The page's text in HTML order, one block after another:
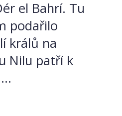
el Bahrí. Tu
podařilo
králů na
Nilu patří k